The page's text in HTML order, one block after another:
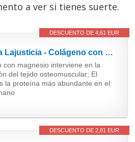
a ver si tienes suerte.
DESCUENTO DE 4,61 EUR
Ana Maria Lajusticia - Colágeno con magnesio – 450 comprimidos articulaciones fuertes y piel...
con magnesio interviene en la
del tejido osteomuscular; El
la proteína más abundante en el
DESCUENTO DE 2,81 EUR